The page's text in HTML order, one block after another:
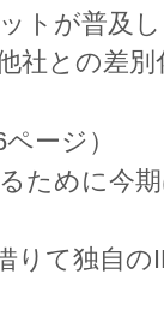
トが普及
社との差
ージ）
ために今
りて独自の